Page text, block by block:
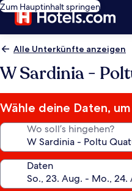
Zum Hauptinhalt springen
Alle Unterkünfte anzeigen
W Sardinia -
Wähle deine Daten,
Wo soll’s hingehen?
Daten